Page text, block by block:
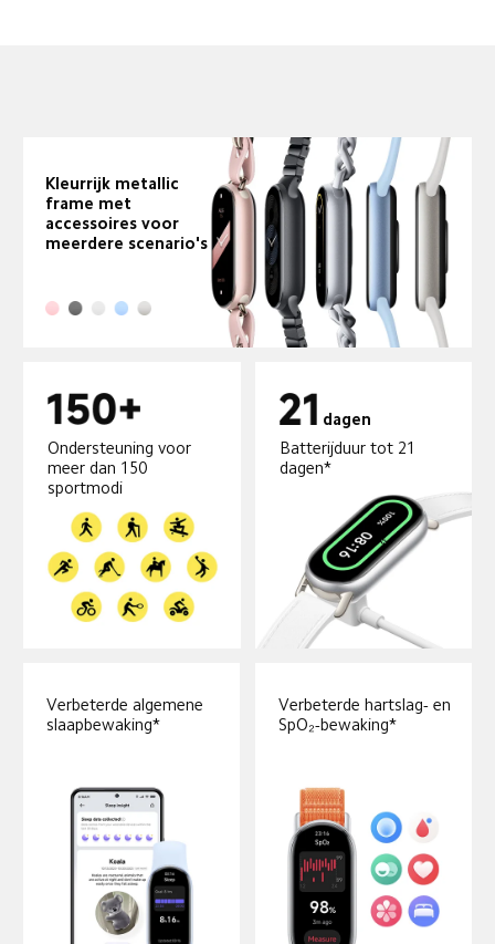
Kleurrijk metallic
frame met
accessoires voor
meerdere scenario's
Ondersteuning voor
meer dan 150
sportmodi
dagen
Batterijduur tot 21
dagen*
Verbeterde algemene
slaapbewaking*
Verbeterde hartslag- en
SpO₂-bewaking*